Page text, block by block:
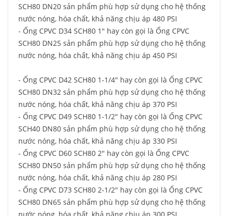
SCH80 DN20 sản phẩm phù hợp sử dụng cho hệ thống
nước nóng, hóa chất, khả năng chịu áp 480 PSI
- Ống CPVC D34 SCH80 1" hay còn gọi là Ống CPVC
SCH80 DN25 sản phẩm phù hợp sử dụng cho hệ thống
nước nóng, hóa chất, khả năng chịu áp 450 PSI
- Ống CPVC D42 SCH80 1-1/4" hay còn gọi là Ống CPVC
SCH80 DN32 sản phẩm phù hợp sử dụng cho hệ thống
nước nóng, hóa chất, khả năng chịu áp 370 PSI
- Ống CPVC D49 SCH80 1-1/2" hay còn gọi là Ống CPVC
SCH40 DN80 sản phẩm phù hợp sử dụng cho hệ thống
nước nóng, hóa chất, khả năng chịu áp 330 PSI
- Ống CPVC D60 SCH80 2" hay còn gọi là Ống CPVC
SCH80 DN50 sản phẩm phù hợp sử dụng cho hệ thống
nước nóng, hóa chất, khả năng chịu áp 280 PSI
- Ống CPVC D73 SCH80 2-1/2" hay còn gọi là Ống CPVC
SCH80 DN65 sản phẩm phù hợp sử dụng cho hệ thống